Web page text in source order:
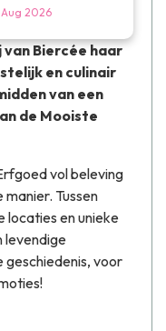
2026
Biercéehaar
en culinair
van een
de Mooiste
vol beleving
Tussen
locaties en unieke
levendige
geschiedenis, voor